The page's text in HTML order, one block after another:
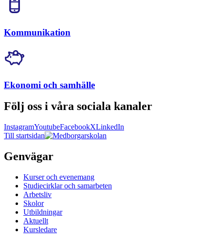
Kommunikation
Ekonomi och samhälle
Följ oss i våra sociala kanaler
InstagramYoutubeFacebookXLinkedIn
Till startsidan
Genvägar
Kurser och evenemang
Studiecirklar och samarbeten
Arbetsliv
Skolor
Utbildningar
Aktuellt
Kursledare